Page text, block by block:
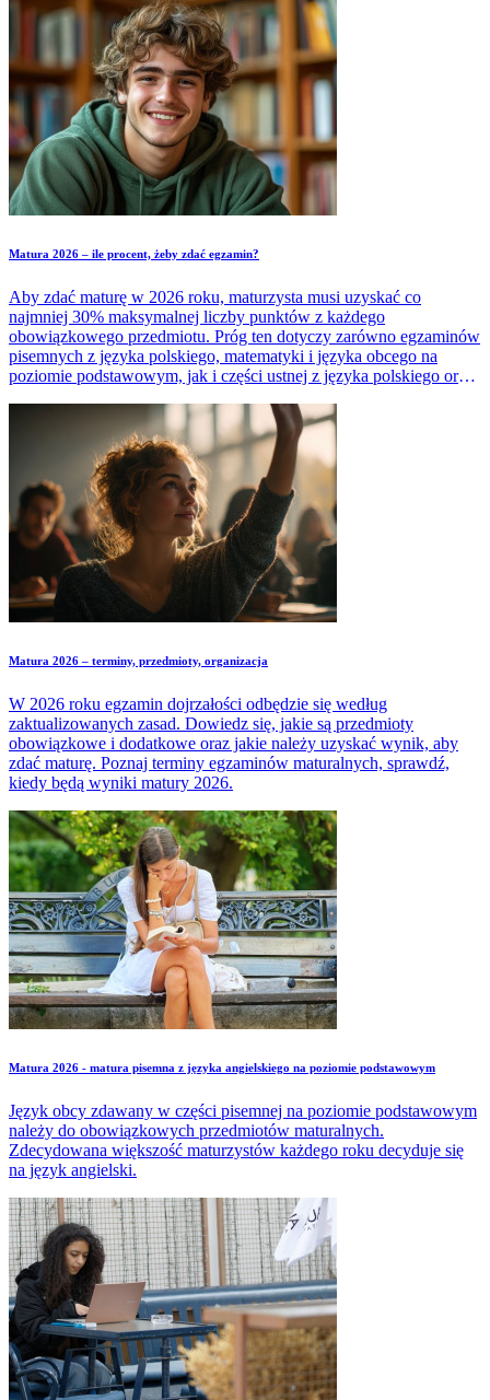
Matura 2026 – ile procent, żeby zdać egzamin?
Aby zdać maturę w 2026 roku, maturzysta musi uzyskać co
najmniej 30% maksymalnej liczby punktów z każdego
obowiązkowego przedmiotu. Próg ten dotyczy zarówno egzaminów
pisemnych z języka polskiego, matematyki i języka obcego na
poziomie podstawowym, jak i części ustnej z języka polskiego oraz
wystarczy do zdobycia świadectwa dojrzałości? Sprawdź, jakie
dodatkowe warunki trzeba spełnić, by pomyślnie zdać maturę 2026.
Matura 2026 – terminy, przedmioty, organizacja
W 2026 roku egzamin dojrzałości odbędzie się według
zaktualizowanych zasad. Dowiedz się, jakie są przedmioty
obowiązkowe i dodatkowe oraz jakie należy uzyskać wynik, aby
zdać maturę. Poznaj terminy egzaminów maturalnych, sprawdź,
kiedy będą wyniki matury 2026.
Matura 2026 - matura pisemna z języka angielskiego na poziomie podstawowym
Język obcy zdawany w części pisemnej na poziomie podstawowym
należy do obowiązkowych przedmiotów maturalnych.
Zdecydowana większość maturzystów każdego roku decyduje się
na język angielski.